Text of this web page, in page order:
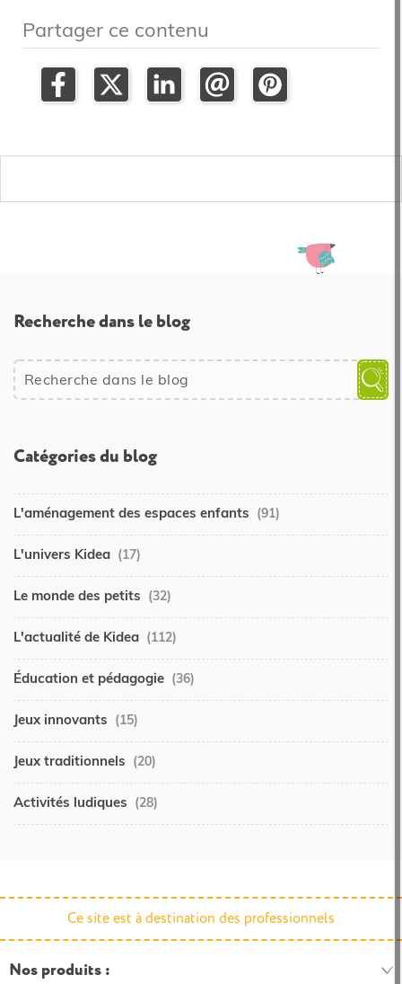
Recherche dans le blog
Catégories du blog
L'aménagement des espaces enfants (91)
L'univers Kidea (17)
Le monde des petits (32)
L'actualité de Kidea (112)
Éducation et pédagogie (36)
Jeux innovants (15)
Jeux traditionnels (20)
Activités ludiques (28)
Partager ce contenu
Ce site est à destination des professionnels
Nos produits